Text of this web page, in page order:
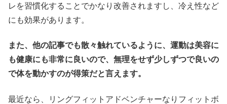
レを習慣化することでかなり改善されますし、冷え性など
にも効果があります。
また、他の記事でも散々触れているように、運動は美容に
も健康にも非常に良いので、無理をせず少しずつで良いの
で体を動かすのが得策だと言えます。
最近なら、リングフィットアドベンチャーなりフィットボ